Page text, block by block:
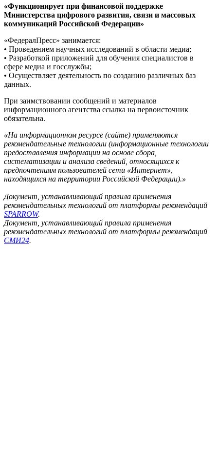
«Функционирует при финансовой поддержке
Министерства цифрового развития, связи и массовых
коммуникаций Российской Федерации»
«ФедералПресс» занимается:
• Проведением научных исследований в области медиа;
• Разработкой приложений для обучения специалистов в
сфере медиа и госслужбы;
• Осуществляет деятельность по созданию различных баз
данных.
При заимствовании сообщений и материалов
информационного агентства ссылка на первоисточник
обязательна.
«На информационном ресурсе (сайте) применяются
рекомендательные технологии (информационные технологии
предоставления информации на основе сбора,
систематизации и анализа сведений, относящихся к
предпочтениям пользователей сети «Интернет»,
находящихся на территории Российской Федерации).»
Документ, устанавливающий правила применения
рекомендательных технологий от платформы рекомендаций
SPARROW.
Документ, устанавливающий правила применения
рекомендательных технологий от платформы рекомендаций
СМИ24.